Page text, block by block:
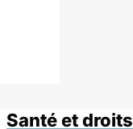
Santé et droits